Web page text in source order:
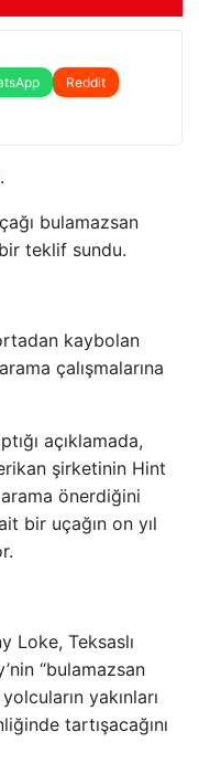
Reddit
bulamazsan
teklif sundu.
kaybolan
çalışmalarına
açıklamada,
şirketinin Hint
önerdiğini
bir uçağın on yıl
Loke, Teksaslı
“bulamazsan
yakınları
tartışacağını